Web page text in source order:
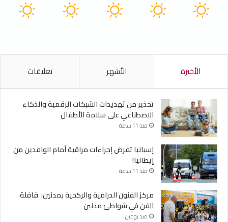
الأخيرة الأشهر تعليقات
تحذير من تهديدات الشبكات الرقمية والذكاء
الاصطناعي على سلامة الأطفال
منذ 11 ساعة
إسبانيا تفرض إجراءات مراقبة أمام الوافدين من
إيطاليا!
منذ 11 ساعة
مركز الفنون الدرامية والركحية بمدنين: قافلة
الفن في شواطئ مدنين
منذ يومين